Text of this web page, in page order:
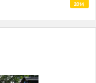
2014